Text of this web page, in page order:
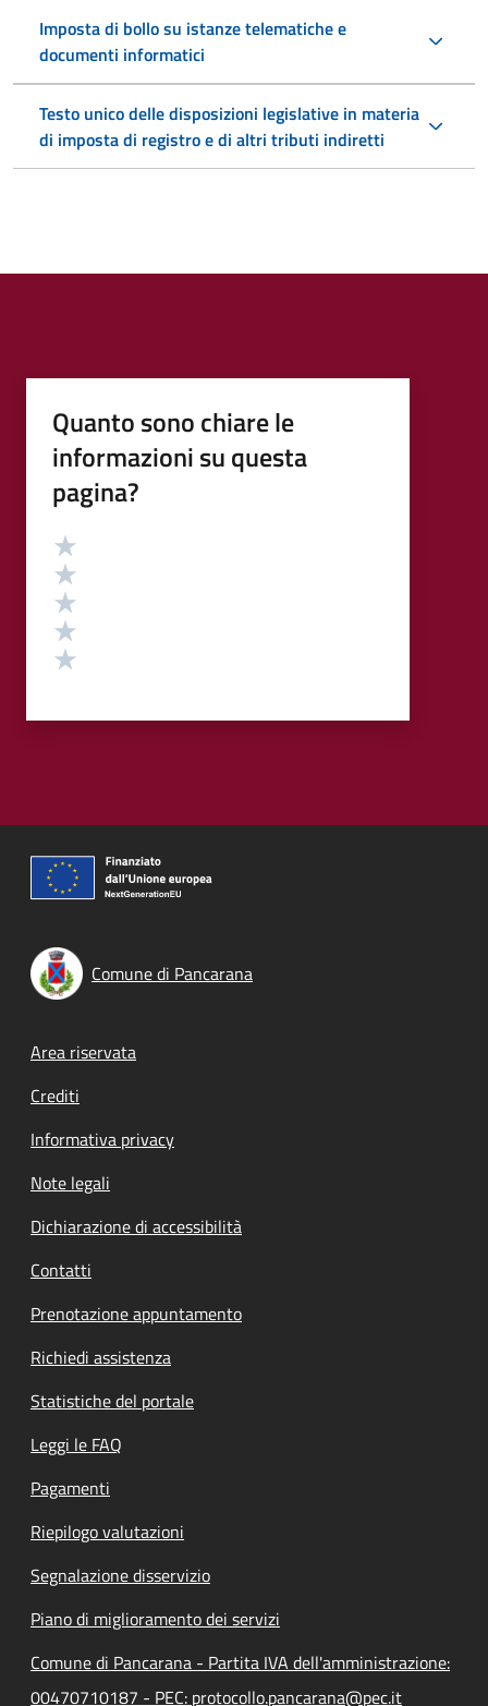
Imposta di bollo su istanze telematiche e
documenti informatici
Testo unico delle disposizioni legislative in materia
di imposta di registro e di altri tributi indiretti
Quanto sono chiare le
informazioni su questa
pagina?
Valutazione
Comune di Pancarana
Footer menu
Area riservata
Crediti
Informativa privacy
Note legali
Dichiarazione di accessibilità
Contatti
Prenotazione appuntamento
Richiedi assistenza
Statistiche del portale
Leggi le FAQ
Pagamenti
Riepilogo valutazioni
Segnalazione disservizio
Piano di miglioramento dei servizi
Comune di Pancarana - Partita IVA dell'amministrazione:
00470710187 - PEC: protocollo.pancarana@pec.it